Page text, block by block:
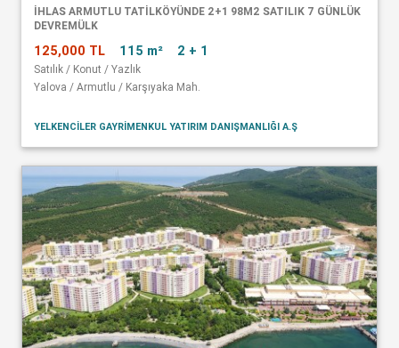
İHLAS ARMUTLU TATİLKÖYÜNDE 2+1 98M2 SATILIK 7 GÜNLÜK
DEVREMÜLK
125,000 TL 115 m² 2 + 1
Satılık / Konut / Yazlık
Yalova / Armutlu / Karşıyaka Mah.
YELKENCİLER GAYRİMENKUL YATIRIM DANIŞMANLIĞI A.Ş